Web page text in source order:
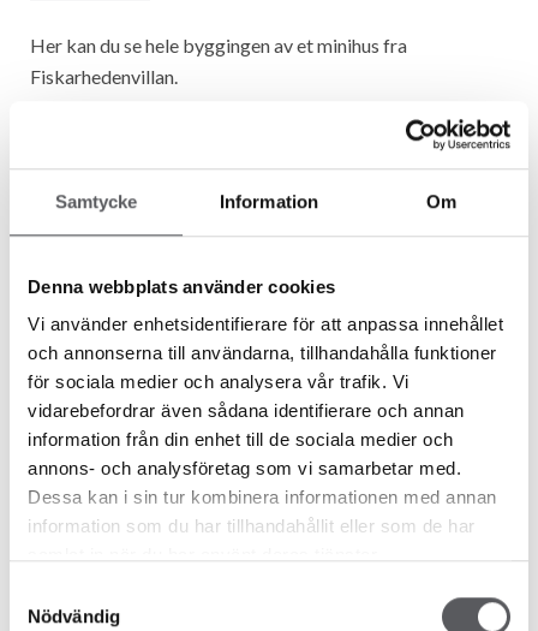
Samtycke Information Om
Denna webbplats använder cookies
Vi använder enhetsidentifierare för att anpassa innehållet
och annonserna till användarna, tillhandahålla funktioner
för sociala medier och analysera vår trafik. Vi
vidarebefordrar även sådana identifierare och annan
information från din enhet till de sociala medier och
annons- och analysföretag som vi samarbetar med.
Dessa kan i sin tur kombinera informationen med annan
information som du har tillhandahållit eller som de har
Nödvändig
Her kan du se hele byggingen av et minihus fra
Fiskarhedenvillan.
Minihus
FISKARHEDENVILLAN HAR LEVERT
Et av minihusene som Fiskarhedenvillan har levert
Minihus
LEVERING AV ET MINIHUS FRA